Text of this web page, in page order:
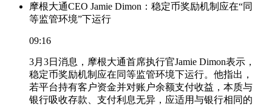
摩根大通CEO Jamie Dimon：稳定币奖励机制应在“同
等监管环境”下运行
09:16
3月3日消息，摩根大通首席执行官Jamie Dimon表示，
稳定币奖励机制应在同等监管环境下运行。他指出，
若平台持有客户资金并对账户余额支付收益，本质与
银行吸收存款、支付利息无异，应适用与银行相同的